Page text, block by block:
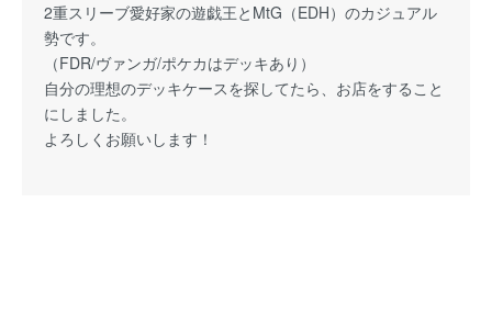
2重スリーブ愛好家の遊戯王とMtG（EDH）のカジュアル
勢です。
（FDR/ヴァンガ/ポケカはデッキあり）
自分の理想のデッキケースを探してたら、お店をすること
にしました。
よろしくお願いします！